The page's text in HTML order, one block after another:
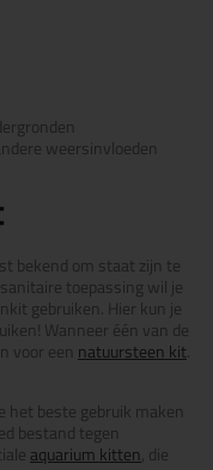
weersinvloeden
bekend om staat zijn te
toepassing wil je
gebruiken. Hier kun je
Wanneer één van de
voor een natuursteen kit.
beste gebruik maken
bestand tegen
aquarium kitten, die